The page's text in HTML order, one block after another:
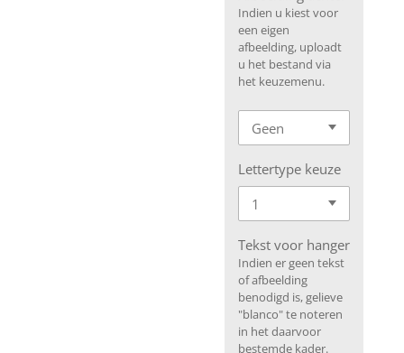
Indien u kiest voor
een eigen
afbeelding, uploadt
u het bestand via
het keuzemenu.
Lettertype keuze
Tekst voor hanger
Indien er geen tekst
of afbeelding
benodigd is, gelieve
"blanco" te noteren
in het daarvoor
bestemde kader.